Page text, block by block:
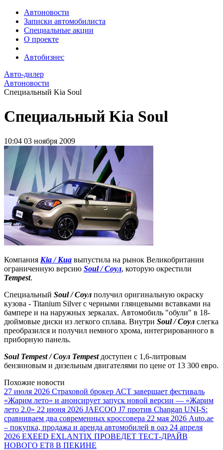
Автоновости
Записки автомобилиста
Специальные акции
О проекте
Автобизнес
Авто-дилер
Автоновости
Специальный Kia Soul
Специальный Kia Soul
10:04 03 ноября 2009
Компания Kia / Киа выпустила на рынок Великобритании
ограниченную версию Soul / Соул, которую окрестили
Tempest.
Специальный Soul / Соул получил оригинальную окраску
кузова - Titanium Silver с черными глянцевыми вставками на
бампере и на наружных зеркалах. Автомобиль "обули" в 18-
дюймовые диски из легкого сплава. Внутри Soul / Соул слегка
преобразился и получил немного хрома, интегрированного в
приборную панель.
Soul Tempest / Соул Tempestдоступен с 1,6-литровым
бензиновым и дизельным двигателями по цене от 13 300 евро.
Похожие новости
27 июля 2026 Страховой брокер АСТ завершает фестиваль
«Жарим лето» и анонсирует запуск новой версии — «Жарим
лето 2.0» 22 июня 2026 JAECOO J7 против Changan UNI-S:
сравниваем два современных кроссовера 22 мая 2026 Auto.ae
– покупка, продажа и аренда автомобилей в оаэ 24 апреля
2026 EXEED EXLANTIX ПРОВЕДЕТ ТЕСТ-ДРАЙВ
НОВОГО ET8 В ПЕКИНЕ